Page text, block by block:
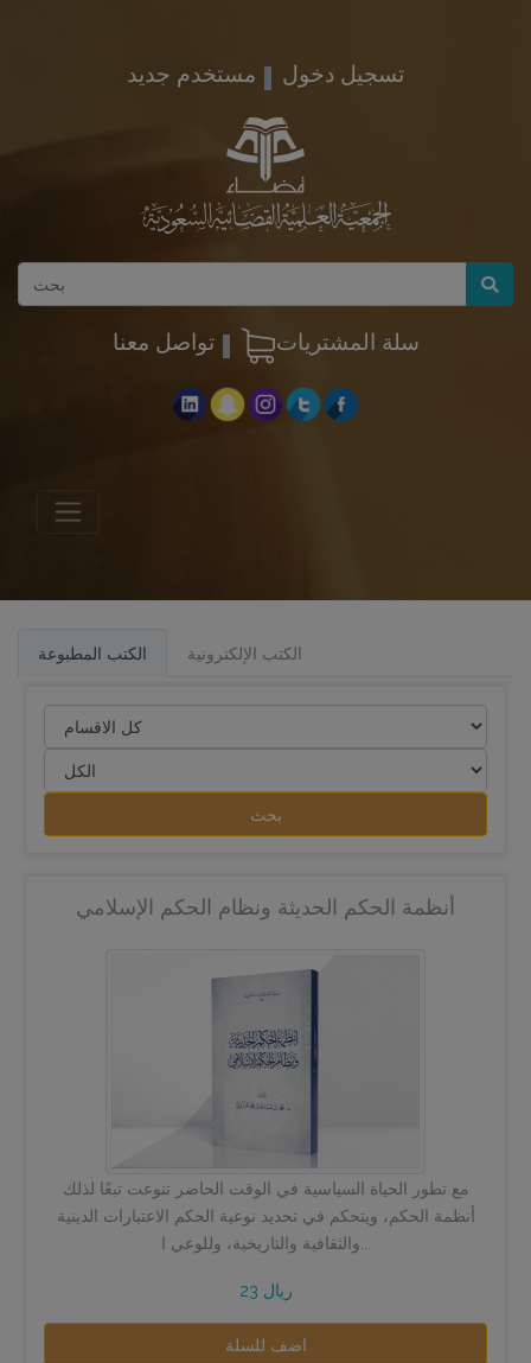
مستخدم جديد تسجيل دخول
تواصل معنا سلة المشتريات
الكتب المطبوعة الكتب الإلكترونية
بحث
أنظمة الحكم الحديثة ونظام الحكم الإسلامي
مع تطور الحياة السياسية في الوقت الحاضر تنوعت تبعًا لذلك
أنظمة الحكم، ويتحكم في تحديد نوعية الحكم الاعتبارات الدينية
23 ريال
اضف للسلة